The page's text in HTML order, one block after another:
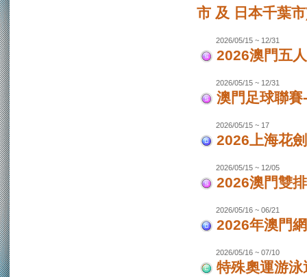
市 及 日本千葉
2026/05/15 ~ 12/31
2026澳門五
2026/05/15 ~ 12/31
澳門足球聯
2026/05/15 ~ 17
2026上海花
2026/05/15 ~ 12/05
2026澳門雙
2026/05/16 ~ 06/21
2026年澳門
2026/05/16 ~ 07/10
特殊奧運游